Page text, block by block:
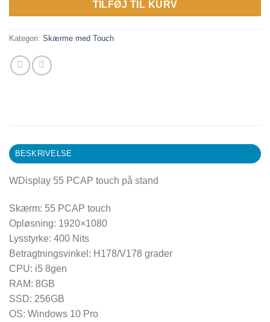
TILFØJ TIL KURV
Kategori: Skærme med Touch
BESKRIVELSE
WDisplay 55 PCAP touch på stand
Skærm: 55 PCAP touch
Opløsning: 1920×1080
Lysstyrke: 400 Nits
Betragtningsvinkel: H178/V178 grader
CPU: i5 8gen
RAM: 8GB
SSD: 256GB
OS: Windows 10 Pro